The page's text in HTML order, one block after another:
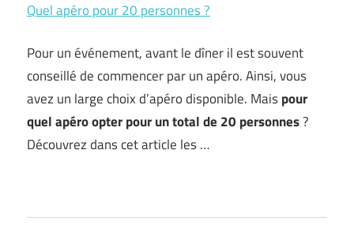
Quel apéro pour 20 personnes ?
Pour un événement, avant le dîner il est souvent
conseillé de commencer par un apéro. Ainsi, vous
avez un large choix d’apéro disponible. Maispour
quel apéro opter pour un total de 20 personnes?
Découvrez dans cet article les …